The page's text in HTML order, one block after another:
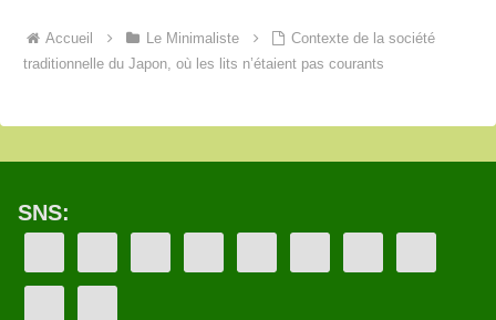
Accueil Le Minimaliste
Contexte de la société
traditionnelle du Japon, où les lits n’étaient pas courants
SNS: